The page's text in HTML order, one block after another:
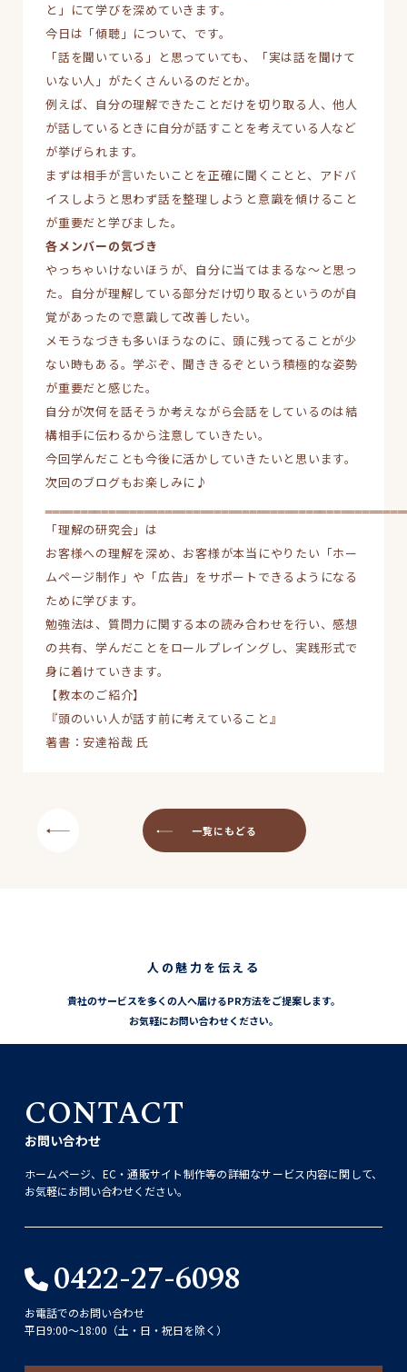
と」にて学びを深めていきます。
今日は「傾聴」について、です。
「話を聞いている」と思っていても、「実は話を聞けて
いない人」がたくさんいるのだとか。
例えば、自分の理解できたことだけを切り取る人、他人
が話しているときに自分が話すことを考えている人など
が挙げられます。
まずは相手が言いたいことを正確に聞くことと、アドバ
イスしようと思わず話を整理しようと意識を傾けること
が重要だと学びました。
各メンバーの気づき
やっちゃいけないほうが、自分に当てはまるな～と思っ
た。自分が理解している部分だけ切り取るというのが自
覚があったので意識して改善したい。
メモうなづきも多いほうなのに、頭に残ってることが少
ない時もある。学ぶぞ、聞ききるぞという積極的な姿勢
が重要だと感じた。
自分が次何を話そうか考えながら会話をしているのは結
構相手に伝わるから注意していきたい。
今回学んだことも今後に活かしていきたいと思います。
次回のブログもお楽しみに♪
「理解の研究会」は
お客様への理解を深め、お客様が本当にやりたい「ホー
ムページ制作」や「広告」をサポートできるようになる
ために学びます。
勉強法は、質問力に関する本の読み合わせを行い、感想
の共有、学んだことをロールプレイングし、実践形式で
身に着けていきます。
【教本のご紹介】
『頭のいい人が話す前に考えていること』
著書：安達裕哉 氏
一覧にもどる
人の魅力を伝える
貴社のサービスを多くの人へ届けるPR方法をご提案します。
お気軽にお問い合わせください。
CONTACT
お問い合わせ
ホームページ、EC・通販サイト制作等の詳細なサービス内容に関して、
お気軽にお問い合わせください。
0422-27-6098
お電話でのお問い合わせ
平日9:00〜18:00（土・日・祝日を除く）